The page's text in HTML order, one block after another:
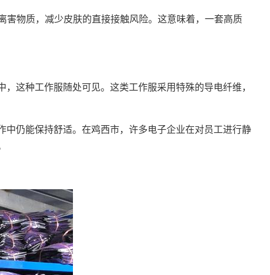
物质，减少皮肤的直接接触风险。这意味着，一套高质
这种工作服随处可见。这类工作服采用特殊的导电纤维，
仍能保持舒适。在鸡西市，许多电子企业在对员工进行静